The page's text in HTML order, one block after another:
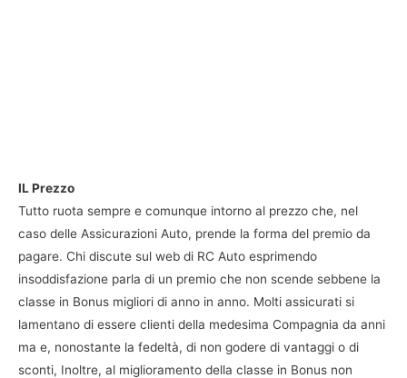
IL Prezzo
Tutto ruota sempre e comunque intorno al prezzo che, nel
caso delle Assicurazioni Auto, prende la forma del premio da
pagare. Chi discute sul web di RC Auto esprimendo
insoddisfazione parla di un premio che non scende sebbene la
classe in Bonus migliori di anno in anno. Molti assicurati si
lamentano di essere clienti della medesima Compagnia da anni
ma e, nonostante la fedeltà, di non godere di vantaggi o di
sconti, Inoltre, al miglioramento della classe in Bonus non